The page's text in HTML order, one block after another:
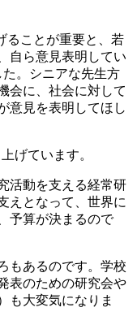
ることが重要と、若
自ら意見表明してい
。シニアな先生方
会に、社会に対して
意見を表明してほし
げています。
活動を支える経常研
えとなって、世界に
予算が決まるので
もあるのです。学校
表のための研究会や
も大変気になりま